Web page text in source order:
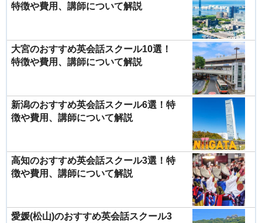
特徴や費用、講師について解説
大宮のおすすめ英会話スクール10選！
特徴や費用、講師について解説
新潟のおすすめ英会話スクール6選！特
徴や費用、講師について解説
高知のおすすめ英会話スクール3選！特
徴や費用、講師について解説
愛媛(松山)のおすすめ英会話スクール3